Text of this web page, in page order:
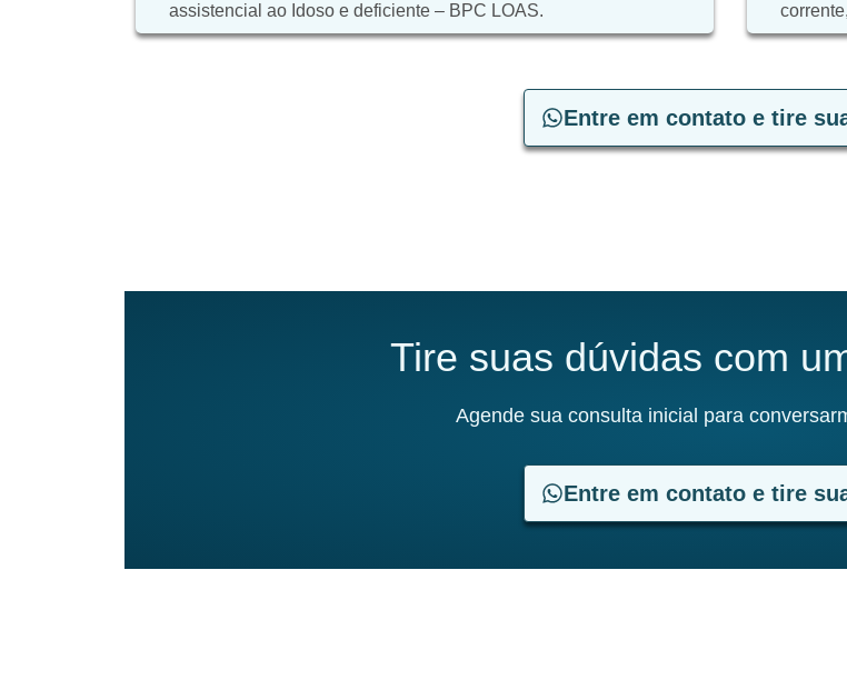
assistencial ao Idoso e deficiente – BPC LOAS.
Entre em contato e tire
Tire suas dúvidas com
Agende sua consulta inicial para
Entre em contato e tire